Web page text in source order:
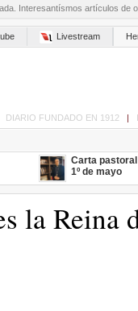
Interesantísmos artículos de
Livestream
DIARIO FUNDADO EN 1912 |
Carta pastoral
1º de mayo
la Reina